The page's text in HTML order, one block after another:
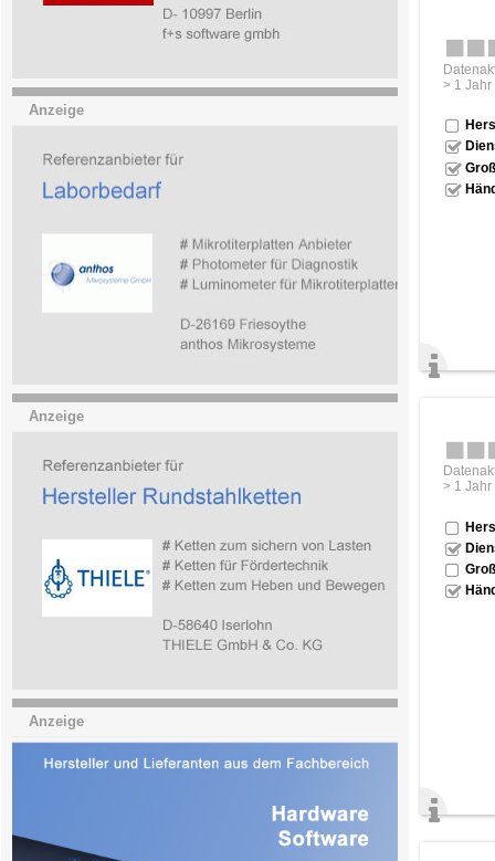
Anzeige
Anzeige
Anzeige
> 1 Jahr
> 1 Jahr